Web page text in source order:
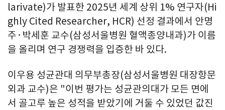
larivate)가 발표한 2025년 세계 상위 1% 연구자(Hi
ghly Cited Researcher, HCR) 선정 결과에서 안명
주·박세훈 교수(삼성서울병원 혈액종양내과)가 이름
을 올리며 연구 경쟁력을 입증한 바 있다.
이우용 성균관대 의무부총장(삼성서울병원 대장항문
외과 교수)은 "이번 평가는 성균관의대가 모든 면에
서 골고루 높은 성적을 받았기에 거둘 수 있었던 값진